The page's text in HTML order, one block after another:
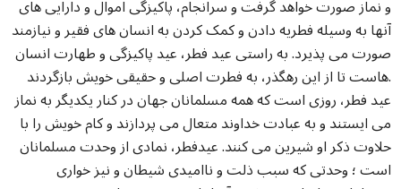
و نماز صورت خواهد گرفت و سرانجام، پاکیزگی اموال و دارایی های
آنها به وسیله فطریه دادن و کمک کردن به انسان های فقیر و نیازمند
صورت می پذیرد. به راستی عید فطر، عید پاکیزگی و طهارت انسان
هاست تا از این رهگذر، به فطرت اصلی و حقیقی خویش بازگردند.
عید فطر، روزی است که همه مسلمانان جهان در کنار یکدیگر به نماز
می ایستند و به عبادت خداوند متعال می پردازند و کام خویش را با
حلاوت ذکر او شیرین می کنند. عیدفطر، نمادی از وحدت مسلمانان
است ؛ وحدتی که سبب ذلت و ناامیدی شیطان و نیز خواری